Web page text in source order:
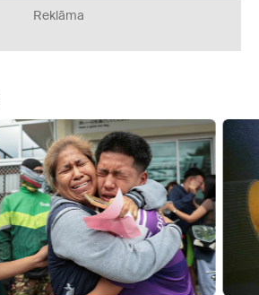
Reklāma